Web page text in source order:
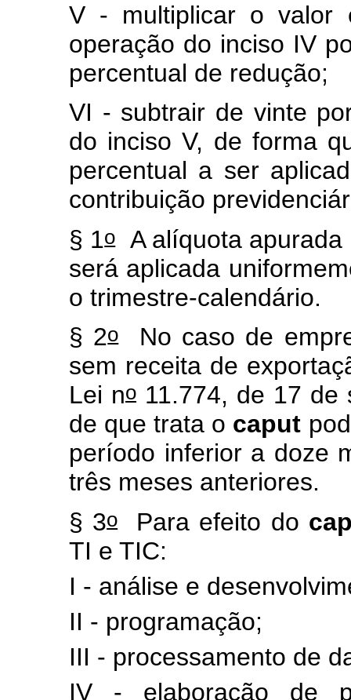
V - multiplicar o valor
operação do inciso IV
percentual de redução;
VI - subtrair de vinte
do inciso V, de forma
percentual a ser
contribuição
§ 1oA alíquota apurada
será aplicada
o trimestre-calendário.
§ 2oNo caso de
sem receita de
Lei no 11.774, de 17 de
de que trata o caput
período inferior a doze
três meses anteriores.
§ 3oPara efeito do
TI e TIC:
I - análise e
II - programação;
III - processamento de
IV - elaboração de